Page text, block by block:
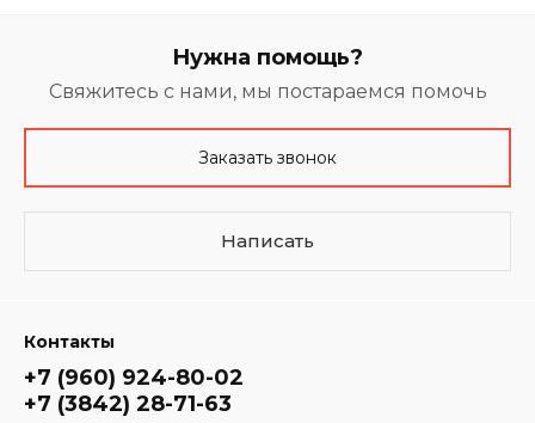
Нужна помощь?
Свяжитесь с нами, мы постараемся помочь
Заказать звонок
Написать
Контакты
+7 (960) 924-80-02
+7 (3842) 28-71-63